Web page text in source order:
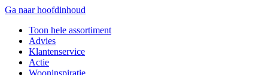
Ga naar hoofdinhoud
Toon hele assortiment
Advies
Klantenservice
Actie
Wooninspiratie